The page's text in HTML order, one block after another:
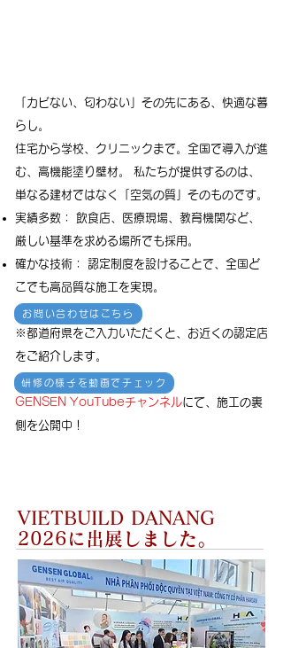
「カビない、匂わない」その先にある、快適な暮
らし。
住宅から学校、クリニックまで。全国で導入が進
む、高機能塗り壁材。 私たちが提供するのは、
単なる建材ではなく「空気の質」そのものです。
実績多数： 飲食店、医療現場、教育機関など、
厳しい基準を求める場所でも採用。
確かな技術： 認定制度を設けることで、全国ど
こでも高品質な施工を実現。
※都道府県をご入力いただくと、お近くの認定店
をご紹介します。
GENSEN YouTubeチャンネルにて、施工の裏
側を公開中！
お問い合わせはこちら
研修の様子を動画でチェック
VIETBUILD DANANG
2026に出展しました。